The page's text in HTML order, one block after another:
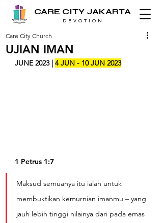
CARE CITY JAKARTA
D E V O T I O N
UJIAN IMAN
Care City Church
JUNE 2023 | 4 JUN - 10 JUN 2023
1 Petrus 1:7
Maksud semuanya itu ialah untuk
membuktikan kemurnian imanmu – yang
jauh lebih tinggi nilainya dari pada emas